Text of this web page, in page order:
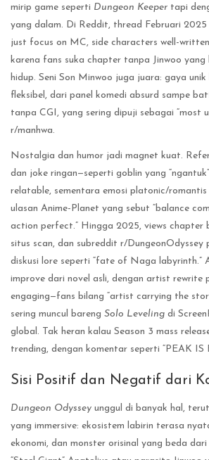
mirip game seperti Dungeon Keeper tapi
yang dalam. Di Reddit, thread Februari 2025
just focus on MC, side characters well-
karena fans suka chapter tanpa Jinwoo yang
hidup. Seni Son Minwoo juga juara: gaya
fleksibel, dari panel komedi absurd sampe
tanpa CGI, yang sering dipuji sebagai “most
r/manhwa.
Nostalgia dan humor jadi magnet kuat.
dan joke ringan—seperti goblin yang
relatable, sementara emosi platonic/
ulasan Anime-Planet yang sebut “balance
action perfect.” Hingga 2025, views chapter
situs scan, dan subreddit r/DungeonOdyssey
diskusi lore seperti “fate of Naga labyrinth.”
improve dari novel asli, dengan artist rewrite
engaging—fans bilang “artist carrying the
sering muncul bareng Solo Leveling di
global. Tak heran kalau Season 3 mass
trending, dengan komentar seperti “PEAK IS
Sisi Positif dan Negatif dari
Dungeon Odyssey unggul di banyak hal,
yang immersive: ekosistem labirin terasa
ekonomi, dan monster orisinal yang beda